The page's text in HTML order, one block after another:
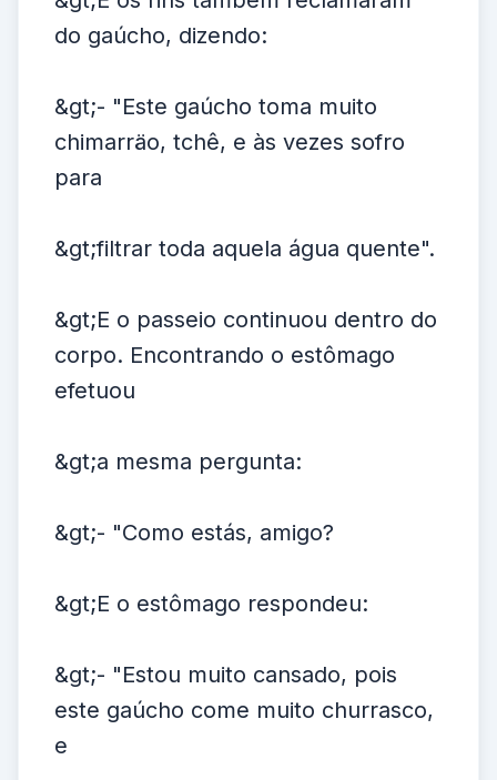
do gaúcho, dizendo:
&gt;- "Este gaúcho toma muito
chimarräo, tchê, e às vezes sofro
para
&gt;filtrar toda aquela água quente".
&gt;E o passeio continuou dentro do
corpo. Encontrando o estômago
efetuou
&gt;a mesma pergunta:
&gt;- "Como estás, amigo?
&gt;E o estômago respondeu:
&gt;- "Estou muito cansado, pois
este gaúcho come muito churrasco,
e